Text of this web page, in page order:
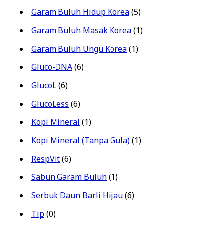
Garam Buluh Hidup Korea(5)
Garam Buluh Masak Korea(1)
Garam Buluh Ungu Korea(1)
Gluco-DNA(6)
GlucoL(6)
GlucoLess (6)
Kopi Mineral (1)
Kopi Mineral (Tanpa Gula)(1)
RespVit(6)
Sabun Garam Buluh(1)
Serbuk Daun Barli Hijau(6)
Tip(0)